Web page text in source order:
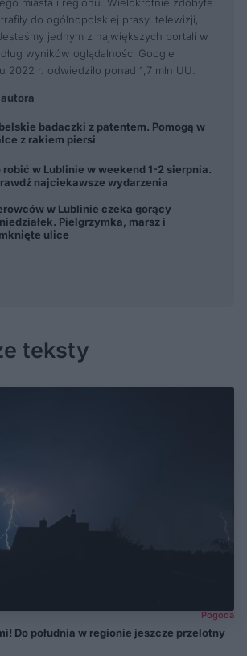
do ogólnopolskiej prasy, telewizji,
jednym z największych portali w
wyników oglądalności Google
2022 r. odwiedziło ponad 1,7 mln UU.
badaczki z patentem. Pomogą w
z rakiem piersi
robić w Lublinie w weekend 1-2 sierpnia.
najciekawsze wydarzenia
w Lublinie czeka gorący
Pielgrzymka, marsz i
ulice
teksty
Pogoda
Do południa w regionie jeszcze przelotny